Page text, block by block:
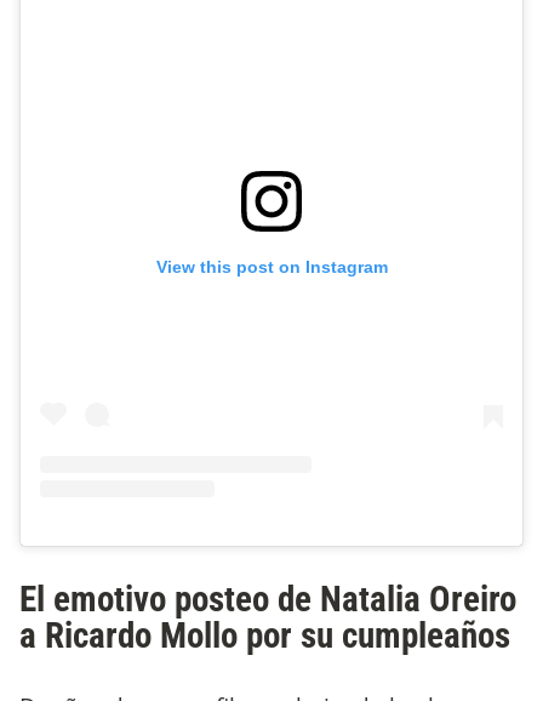
View this post on Instagram
El emotivo posteo de Natalia Oreiro
a Ricardo Mollo por su cumpleaños